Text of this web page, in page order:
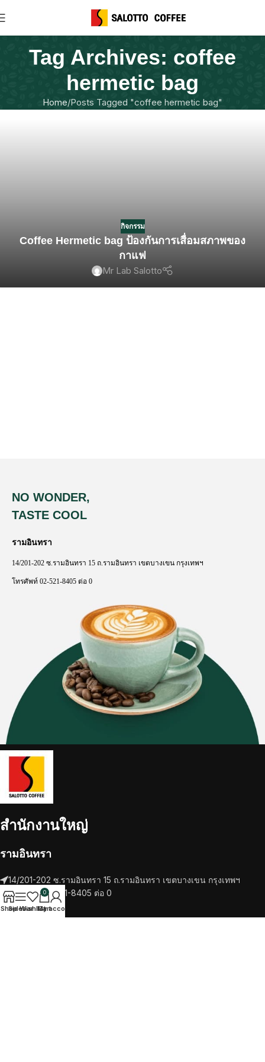
Tag Archives: coffee
hermetic bag
Home Posts Tagged "coffee hermetic bag"
กิจกรรม
Coffee Hermetic bag ป้องกันการเสื่อมสภาพของ
กาแฟ
Mr Lab Salotto
NO WONDER,
TASTE COOL
รามอินทรา
14/201-202 ซ.รามอินทรา 15 ถ.รามอินทรา เขตบางเขน กรุงเทพฯ
โทรศัพท์ 02-521-8405 ต่อ 0
สำนักงานใหญ่
รามอินทรา
14/201-202 ซ.รามอินทรา 15 ถ.รามอินทรา เขตบางเขน กรุงเทพฯ
โทรศัพท์ 02-521-8405 ต่อ 0
ShopSidebar
Wishlist
0
Cart
My account